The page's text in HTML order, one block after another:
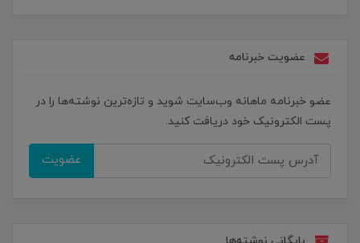
عضویت خبرنامه
عضو خبرنامه ماهانه وب‌سایت شوید و تازه‌ترین نوشته‌ها را در
پست الکترونیک خود دریافت کنید.
عضویت